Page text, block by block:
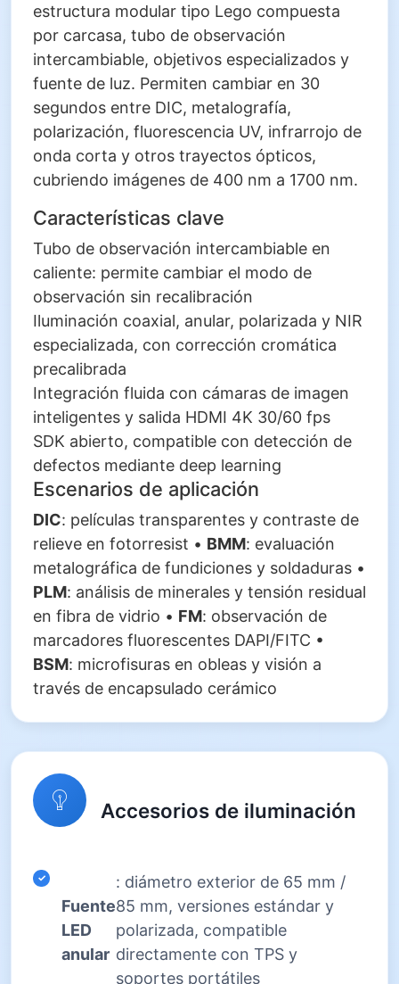
estructura modular tipo Lego compuesta
por carcasa, tubo de observación
intercambiable, objetivos especializados y
fuente de luz. Permiten cambiar en 30
segundos entre DIC, metalografía,
polarización, fluorescencia UV, infrarrojo de
onda corta y otros trayectos ópticos,
cubriendo imágenes de 400 nm a 1700 nm.
Características clave
Tubo de observación intercambiable en
caliente: permite cambiar el modo de
observación sin recalibración
Iluminación coaxial, anular, polarizada y NIR
especializada, con corrección cromática
precalibrada
Integración fluida con cámaras de imagen
inteligentes y salida HDMI 4K 30/60 fps
SDK abierto, compatible con detección de
defectos mediante deep learning
Escenarios de aplicación
DIC: películas transparentes y contraste de
relieve en fotorresist • BMM: evaluación
metalográfica de fundiciones y soldaduras •
PLM: análisis de minerales y tensión residual
en fibra de vidrio • FM: observación de
marcadores fluorescentes DAPI/FITC •
BSM: microfisuras en obleas y visión a
través de encapsulado cerámico
Accesorios de iluminación
Fuente
LED
anular
: diámetro exterior de 65 mm /
85 mm, versiones estándar y
polarizada, compatible
directamente con TPS y
soportes portátiles